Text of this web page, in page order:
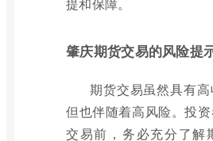
肇庆期货交易的风险提
期货交易虽然具有高
但也伴随着高风险。投
交易前，务必充分了解